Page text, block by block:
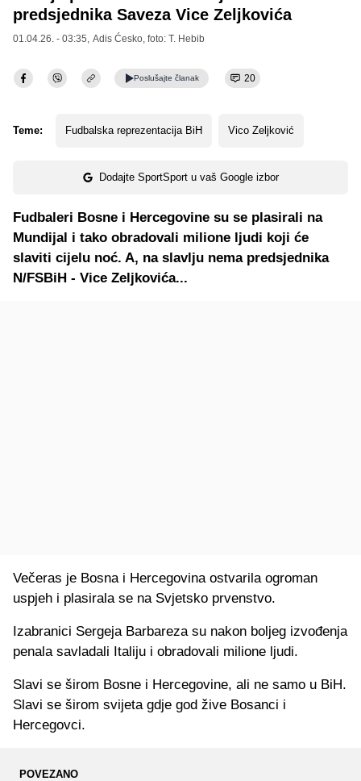
predsjednika Saveza Vice Zeljkovića
01.04.26. - 03:35, Adis Ćesko , foto: T. Hebib
Poslušajte članak 20
Teme: Fudbalska reprezentacija BiH Vico Zeljković
Dodajte SportSport u vaš Google izbor
Fudbaleri Bosne i Hercegovine su se plasirali na
Mundijal i tako obradovali milione ljudi koji će
slaviti cijelu noć. A, na slavlju nema predsjednika
N/FSBiH - Vice Zeljkovića...
Večeras je Bosna i Hercegovina ostvarila ogroman
uspjeh i plasirala se na Svjetsko prvenstvo.
Izabranici Sergeja Barbareza su nakon boljeg izvođenja
penala savladali Italiju i obradovali milione ljudi.
Slavi se širom Bosne i Hercegovine, ali ne samo u BiH.
Slavi se širom svijeta gdje god žive Bosanci i
Hercegovci.
POVEZANO